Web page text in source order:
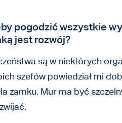
pogodzić wszystkie
jest rozwój?
są w niektórych
szefów powiedział mi
zamku. Mur ma być